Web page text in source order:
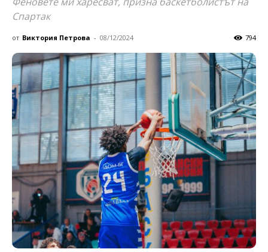
Спартак
от Виктория Петрова - 08/12/2024 794